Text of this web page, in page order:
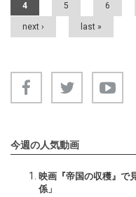
4 5 6
next › last »
今週の人気動画
映画『帝国の収穫』で
係」